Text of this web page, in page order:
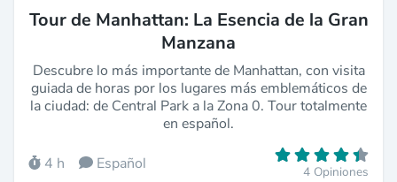
Tour de Manhattan: La Esencia de la Gran
Manzana
Descubre lo más importante de Manhattan, con visita
guiada de horas por los lugares más emblemáticos de
la ciudad: de Central Park a la Zona 0. Tour totalmente
en español.
4 h Español 4 Opiniones